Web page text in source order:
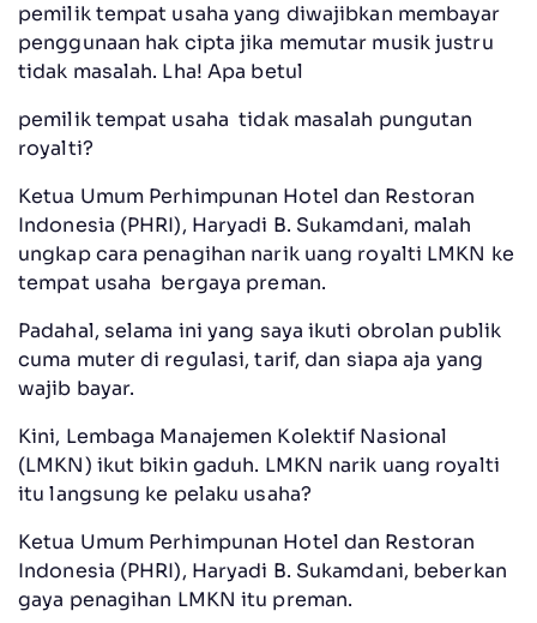
pemilik tempat usaha yang diwajibkan membayar
penggunaan hak cipta jika memutar musik justru
tidak masalah. Lha! Apa betul
pemilik tempat usaha tidak masalah pungutan
royalti?
Ketua Umum Perhimpunan Hotel dan Restoran
Indonesia (PHRI), Haryadi B. Sukamdani, malah
ungkap cara penagihan narik uang royalti LMKN ke
tempat usaha bergaya preman.
Padahal, selama ini yang saya ikuti obrolan publik
cuma muter di regulasi, tarif, dan siapa aja yang
wajib bayar.
Kini, Lembaga Manajemen Kolektif Nasional
(LMKN) ikut bikin gaduh. LMKN narik uang royalti
itu langsung ke pelaku usaha?
Ketua Umum Perhimpunan Hotel dan Restoran
Indonesia (PHRI), Haryadi B. Sukamdani, beberkan
gaya penagihan LMKN itu preman.